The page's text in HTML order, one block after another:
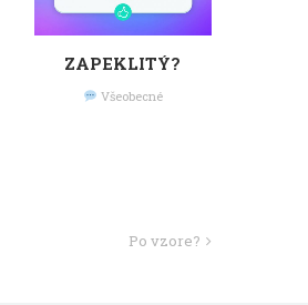
ZAPEKLITÝ?
Všeobecné
Po vzore?